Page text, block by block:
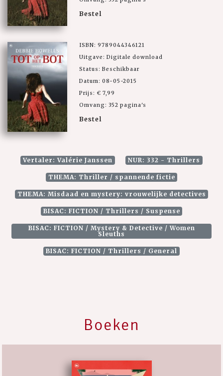
Bestel
ISBN: 9789044346121
Uitgave: Digitale download
Status: Beschikbaar
Datum: 08-05-2015
Prijs: € 7,99
Omvang: 352 pagina's
Bestel
Vertaler: Valérie Janssen NUR: 332 - Thrillers
THEMA: Thriller / spannende fictie
THEMA: Misdaad en mystery: vrouwelijke detectives
BISAC: FICTION / Thrillers / Suspense
BISAC: FICTION / Mystery & Detective / Women
Sleuths
BISAC: FICTION / Thrillers / General
Boeken